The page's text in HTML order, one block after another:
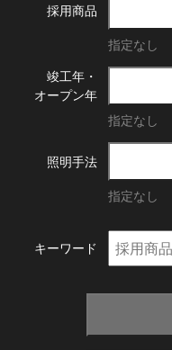
採用商品
指定なし
竣工年・
オープン年
指定なし
照明手法
指定なし
キーワード